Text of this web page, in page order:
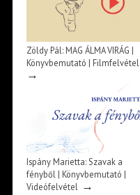
Zöldy Pál: MAG ÁLMA VIRÁG |
Könyvbemutató | Filmfelvétel
→
Ispány Marietta: Szavak a
fényből | Könyvbemutató |
Videófelvétel→